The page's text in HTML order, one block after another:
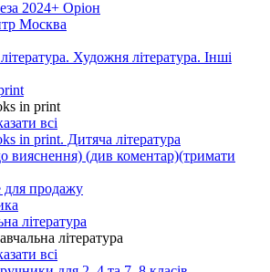
2024+ Оріон
Москва
Художня література. Інші
in print
всі
in print. Дитяча література
вияснення) (див коментар)(тримати
продажу
література
література
всі